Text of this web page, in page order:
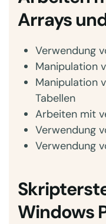
Arrays
Verwendung
Manipulation
Manipulation
Tabellen
Arbeiten mit
Verwendung
Verwendung
Windows